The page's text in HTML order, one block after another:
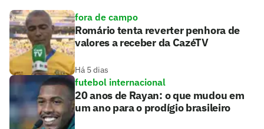
fora de campo
Romário tenta reverter penhora de
valores a receber da CazéTV
Há 5 dias
futebol internacional
20 anos de Rayan: o que mudou em
um ano para o prodígio brasileiro